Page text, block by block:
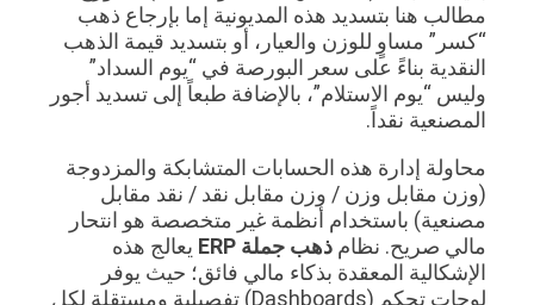
مطالب هنا بتسديد هذه المديونية إما بإرجاع ذهب
“كسر” مساوٍ للوزن والعيار، أو بتسديد قيمة الذهب
النقدية بناءً على سعر البورصة في “يوم السداد”
وليس “يوم الاستلام”، بالإضافة طبعاً إلى تسديد أجور
المصنعية نقداً.
محاولة إدارة هذه الحسابات المتشابكة والمزدوجة
(وزن مقابل وزن / وزن مقابل نقد / نقد مقابل
مصنعية) باستخدام أنظمة غير متخصصة هو انتحار
مالي صريح. نظام ذهب جملة ERP
يعالج هذه
الإشكالية المعقدة بذكاء مالي فائق؛ حيث يوفر
لوحات تحكم (Dashboards) تفصيلية ومستقلة لكل